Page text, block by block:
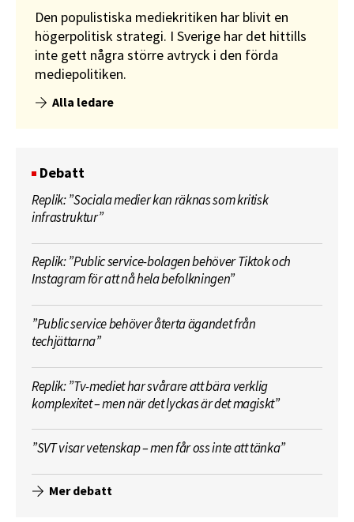
Den populistiska mediekritiken har blivit en
högerpolitisk strategi. I Sverige har det hittills
inte gett några större avtryck i den förda
mediepolitiken.
Alla ledare
Debatt
Replik: ”Sociala medier kan räknas som kritisk
infrastruktur”
Replik: ”Public service-bolagen behöver Tiktok och
Instagram för att nå hela befolkningen”
”Public service behöver återta ägandet från
techjättarna”
Replik: ”Tv-mediet har svårare att bära verklig
komplexitet – men när det lyckas är det magiskt”
”SVT visar vetenskap – men får oss inte att tänka”
Mer debatt